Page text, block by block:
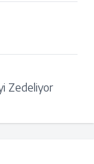
Zedeliyor